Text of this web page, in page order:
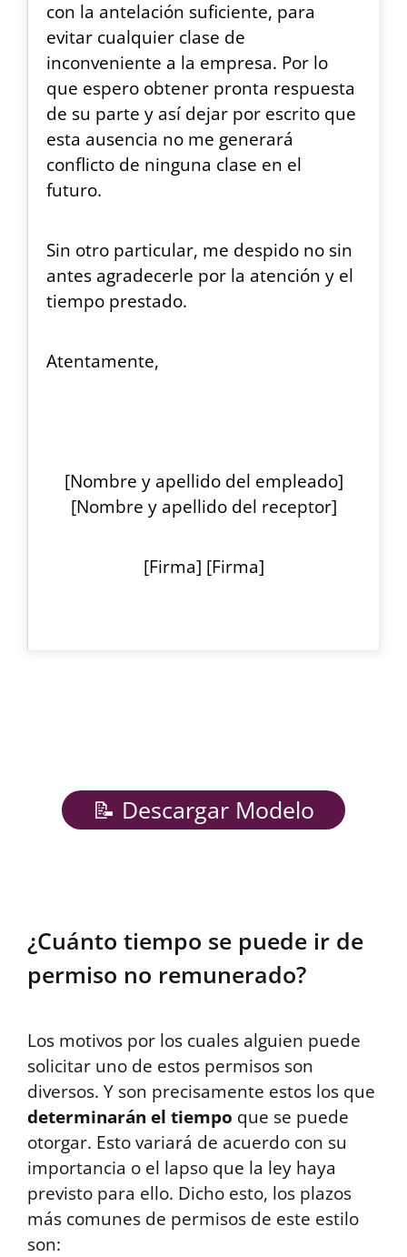
con la antelación suficiente, para
evitar cualquier clase de
inconveniente a la empresa. Por lo
que espero obtener pronta respuesta
de su parte y así dejar por escrito que
esta ausencia no me generará
conflicto de ninguna clase en el
futuro.
Sin otro particular, me despido no sin
antes agradecerle por la atención y el
tiempo prestado.
Atentamente,
[Nombre y apellido del empleado]
[Nombre y apellido del receptor]
[Firma] [Firma]
📝 Descargar Modelo
¿Cuánto tiempo se puede ir de
permiso no remunerado?
Los motivos por los cuales alguien puede
solicitar uno de estos permisos son
diversos. Y son precisamente estos los que
determinarán el tiempo que se puede
otorgar. Esto variará de acuerdo con su
importancia o el lapso que la ley haya
previsto para ello. Dicho esto, los plazos
más comunes de permisos de este estilo
son: